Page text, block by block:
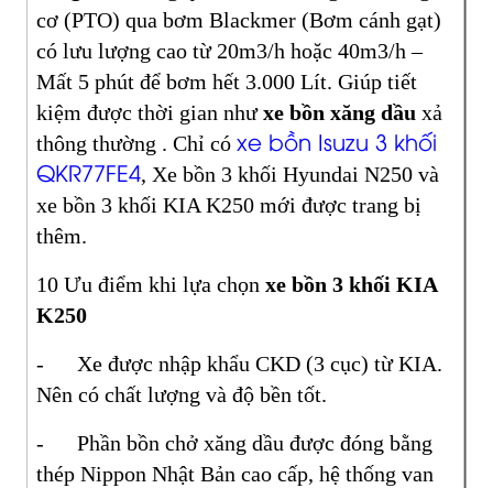
cơ (PTO) qua bơm Blackmer (Bơm cánh gạt)
có lưu lượng cao từ 20m3/h hoặc 40m3/h –
Mất 5 phút để bơm hết 3.000 Lít. Giúp tiết
kiệm được thời gian nhưxe bồn xăng dầu xả
thông thường . Chỉ có xe bồn Isuzu 3 khối
QKR77FE4, Xe bồn 3 khối Hyundai N250 và
xe bồn 3 khối KIA K250 mới được trang bị
thêm.
10 Ưu điểm khi lựa chọn xe bồn 3 khối KIA
K250
- Xe được nhập khẩu CKD (3 cục) từ KIA.
Nên có chất lượng và độ bền tốt.
- Phần bồn chở xăng dầu được đóng bằng
thép Nippon Nhật Bản cao cấp, hệ thống van